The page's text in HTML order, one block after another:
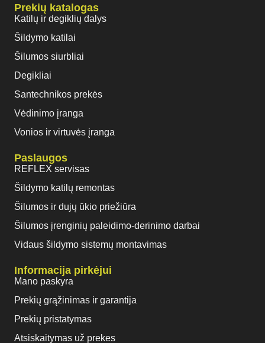
Prekių katalogas
Katilų ir degiklių dalys
Šildymo katilai
Šilumos siurbliai
Degikliai
Santechnikos prekės
Vėdinimo įranga
Vonios ir virtuvės įranga
Paslaugos
REFLEX servisas
Šildymo katilų remontas
Šilumos ir dujų ūkio priežiūra
Šilumos įrenginių paleidimo-derinimo darbai
Vidaus šildymo sistemų montavimas
Informacija pirkėjui
Mano paskyra
Prekių grąžinimas ir garantija
Prekių pristatymas
Atsiskaitymas už prekes